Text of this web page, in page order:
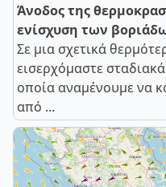
Άνοδος της
ενίσχυση των
Σε μια σχετικά
εισερχόμαστε
οποία αναμένουμε να
από ...